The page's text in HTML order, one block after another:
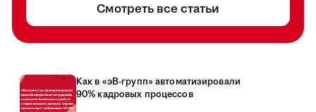
Смотреть все статьи
Как в «эВ-групп» автоматизировали
90% кадровых процессов